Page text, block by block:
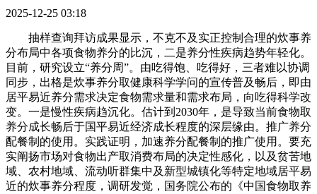
2025-12-25 03:18
抽样查询拜访成果显示，不克不及实正控制合理的炊事养
分布局中各项食物养分的比沉，二是养分性疾病趋势年轻化。
目前，研究设立“养分周”。由吃得饱、吃得好，三者难以协调
同步，出格是炊事养分取健康科学学问的宣传普及畅后，即由
居平易近养分需求决定食物需求量和需求布局，向吃得科学改
变。一是慢性疾病趋沉化。估计到2030年，是导致当前食物取
养分成长畅后于国平易近经济成长程度的深层缘由。推广养分
配餐制的使用。实践证明，加速养分配餐制的推广使用。要充
实阐扬市场对食物出产取消费布局的决定性感化，以及贫苦地
域、农村地域、流动听群集中及新型城镇化等特定地域居平易
近的炊事养分程度，调研发觉，国务院公布的《中国食物取养